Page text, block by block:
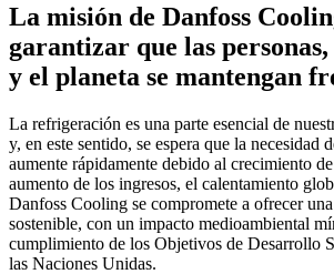
La misión de Danfoss
garantizar que las
y el planeta se mantengan
La refrigeración es una parte esencial de
y, en este sentido, se espera que la necesidad
aumente rápidamente debido al crecimiento
aumento de los ingresos, el calentamiento
Danfoss Cooling se compromete a ofrecer
sostenible, con un impacto medioambiental
cumplimiento de los Objetivos de Desarrollo
las Naciones Unidas.